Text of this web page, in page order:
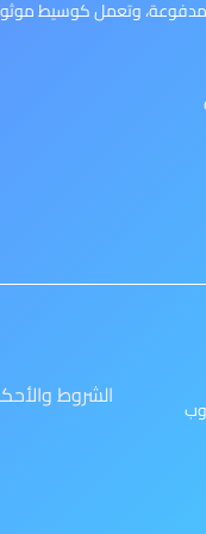
مدفوعة، وتعمل كوسيط
الشروط